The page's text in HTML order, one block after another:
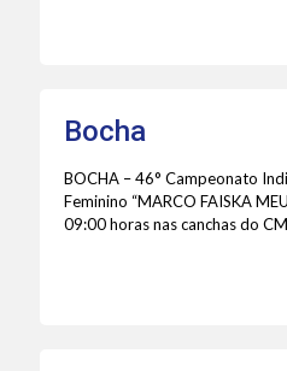
Bocha
BOCHA – 46° Campeonato
Feminino “MARCO FAISKA
09:00 horas nas canchas do